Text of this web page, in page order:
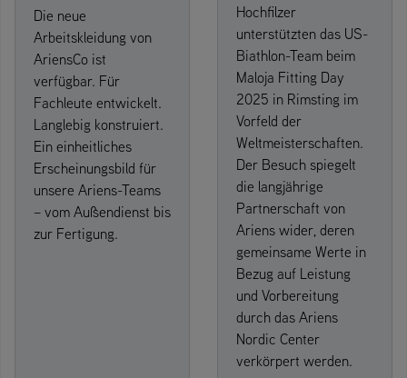
Die neue
Arbeitskleidung von
AriensCo ist
verfügbar. Für
Fachleute entwickelt.
Langlebig konstruiert.
Ein einheitliches
Erscheinungsbild für
unsere Ariens-Teams
– vom Außendienst bis
zur Fertigung.
Hochfilzer
unterstützten das US-
Biathlon-Team beim
Maloja Fitting Day
2025 in Rimsting im
Vorfeld der
Weltmeisterschaften.
Der Besuch spiegelt
die langjährige
Partnerschaft von
Ariens wider, deren
gemeinsame Werte in
Bezug auf Leistung
und Vorbereitung
durch das Ariens
Nordic Center
verkörpert werden.